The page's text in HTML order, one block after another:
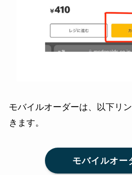
モバイルオーダーは、以下リ
きます。
モバイルオー